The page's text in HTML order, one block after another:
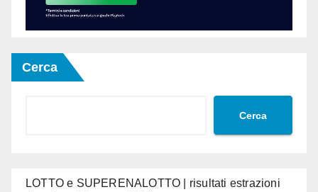
Cerca
Cerca
LOTTO e SUPERENALOTTO | risultati estrazioni